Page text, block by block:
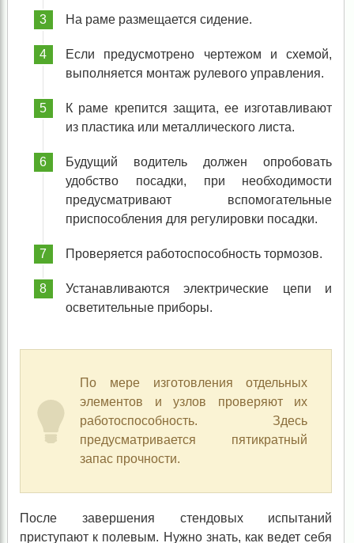
На раме размещается сидение.
Если предусмотрено чертежом и схемой,
выполняется монтаж рулевого управления.
К раме крепится защита, ее изготавливают
из пластика или металлического листа.
Будущий водитель должен опробовать
удобство посадки, при необходимости
предусматривают вспомогательные
приспособления для регулировки посадки.
Проверяется работоспособность тормозов.
Устанавливаются электрические цепи и
осветительные приборы.
По мере изготовления отдельных
элементов и узлов проверяют их
работоспособность. Здесь
предусматривается пятикратный
запас прочности.
После завершения стендовых испытаний
приступают к полевым. Нужно знать, как ведет себя